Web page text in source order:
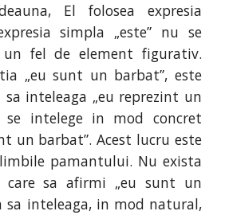
El folosea expresia
simpla „este” nu se
fel de element figurativ.
„eu sunt un barbat”, este
sa inteleaga „eu reprezint un
se intelege in mod concret
un barbat”. Acest lucru este
pamantului. Nu exista
sa afirmi „eu sunt un
sa inteleaga, in mod natural,